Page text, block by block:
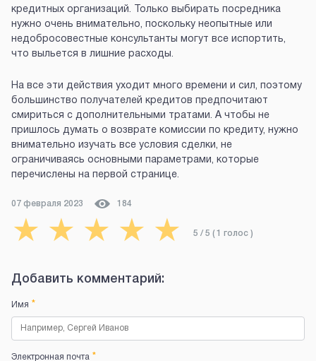
кредитных организаций. Только выбирать посредника
нужно очень внимательно, поскольку неопытные или
недобросовестные консультанты могут все испортить,
что выльется в лишние расходы.
На все эти действия уходит много времени и сил, поэтому
большинство получателей кредитов предпочитают
смириться с дополнительными тратами. А чтобы не
пришлось думать о возврате комиссии по кредиту, нужно
внимательно изучать все условия сделки, не
ограничиваясь основными параметрами, которые
перечислены на первой странице.
07 февраля 2023 184
★ ★ ★ ★ ★ 5 / 5 ( 1 голос )
Добавить комментарий:
Имя *
Электронная почта *